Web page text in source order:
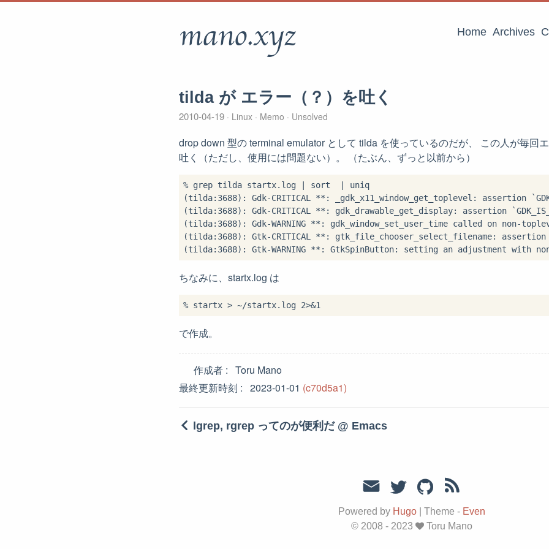
mano.xyz Home Archives
tilda が エラー（？）を吐く
2010-04-19 Linux Memo Unsolved
drop down 型の terminal emulator として tilda を使っているのだが、 この人が毎回
吐く（ただし、使用には問題ない）。 （たぶん、ずっと以前から）
% grep tilda startx.log | sort  | uniq
(tilda:3688): Gdk-CRITICAL **: _gdk_x11_window_get_toplevel: assertion
(tilda:3688): Gdk-CRITICAL **: gdk_drawable_get_display: assertion
(tilda:3688): Gdk-WARNING **: gdk_window_set_user_time called on non-
(tilda:3688): Gtk-CRITICAL **: gtk_file_chooser_select_filename:
ちなみに、startx.log は
で作成。
作成者
Toru Mano
最終更新時刻
2023-01-01 (c70d5a1)
lgrep, rgrep ってのが便利だ @ Emacs
Powered by Hugo Theme - Even
© 2008 - 2023
Toru Mano